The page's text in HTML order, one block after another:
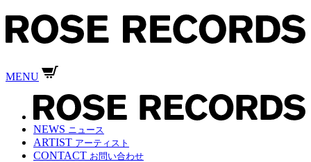
MENU
NEWS ニュース
ARTIST アーティスト
CONTACT お問い合わせ